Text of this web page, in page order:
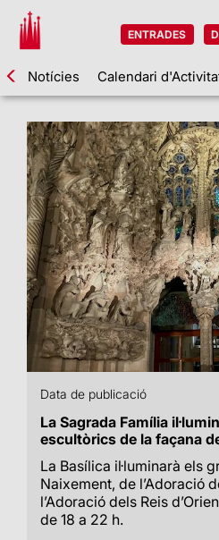
ENTRADES
Notícies Calendari
Data de publicació
La Sagrada Família
escultòrics de la façana
La Basílica il·luminarà els
Naixement, de l’Adoració
l’Adoració dels Reis
de 18 a 22 h.